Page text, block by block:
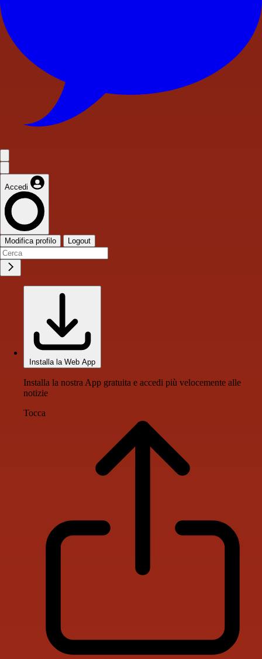
Accedi
Modifica profilo Logout
Installa la Web App
Installa la nostra App gratuita e accedi più velocemente alle
notizie
Tocca